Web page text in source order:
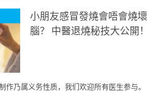
小朋友感冒發燒會唔會燒壞
腦？ 中醫退燒秘技大公開！
作乃属义务性质，我们欢迎所有医生参与。